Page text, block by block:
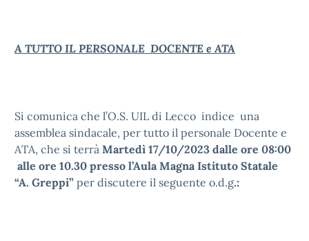
A TUTTO IL PERSONALE DOCENTE e ATA
Si comunica che l’O.S. UIL di Lecco indice una
assemblea sindacale, per tutto il personale Docente e
ATA, che si terrà Martedì 17/10/2023 dalle ore 08:00
alle ore 10.30 presso l’Aula Magna Istituto Statale
“A. Greppi” per discutere il seguente o.d.g.: